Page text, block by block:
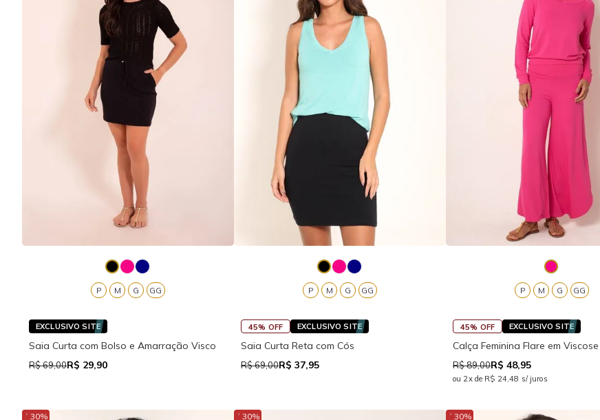
M G GG
P
EXCLUSIVO SITE
Saia Curta com Bolso e Amarração Visco
R$ 69,00R$ 29,90
P M GG
G
45% OFF EXCLUSIVO SITE
Saia Curta Reta com Cós
R$ 69,00R$ 37,95
P G
M GG
45% OFF EXCLUSIVO SITE
Calça Feminina Flare em Viscose
R$ 89,00R$ 48,95
ou 2x de R$ 24,48 s/ juros
↓ 30% ↓ 30% ↓ 30%